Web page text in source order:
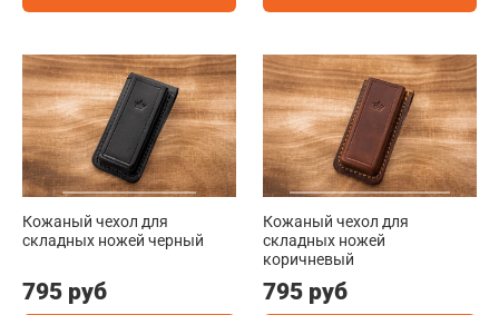
Кожаный чехол для
складных ножей черный
795 руб
Кожаный чехол для
складных ножей
коричневый
795 руб